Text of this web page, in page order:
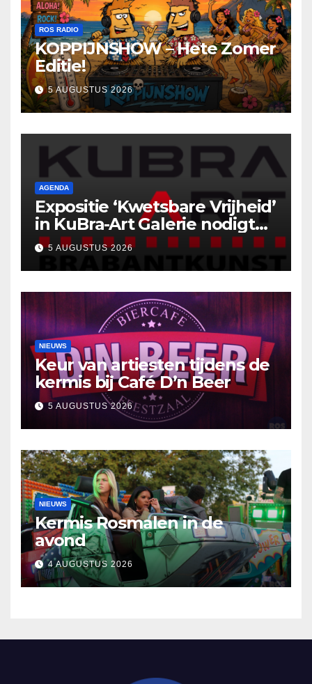
ROS RADIO
KOPPIJNSHOW – Hete Zomer
Editie!
5 AUGUSTUS 2026
AGENDA
Expositie ‘Kwetsbare Vrijheid’
in KuBra-Art Galerie nodigt
uit tot ontmoeting en
reflectie
5 AUGUSTUS 2026
NIEUWS
Keur van artiesten tijdens de
kermis bij Café D’n Beer
5 AUGUSTUS 2026
NIEUWS
Kermis Rosmalen in de
avond
4 AUGUSTUS 2026